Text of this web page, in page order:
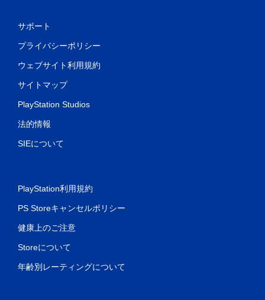
サポート
プライバシーポリシー
ウェブサイト利用規約
サイトマップ
PlayStation Studios
法的情報
SIEについて
PlayStation利用規約
PS Storeキャンセルポリシー
健康上のご注意
Storeについて
年齢別レーティングについて